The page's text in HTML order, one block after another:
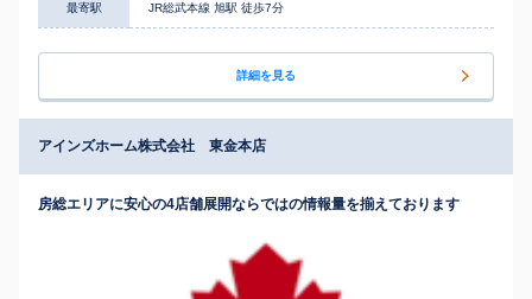
最寄駅 JR総武本線 旭駅 徒歩7分
詳細を見る
アインズホーム株式会社 東金本店
房総エリアに安心の4店舗展開ならではの情報量を揃えております